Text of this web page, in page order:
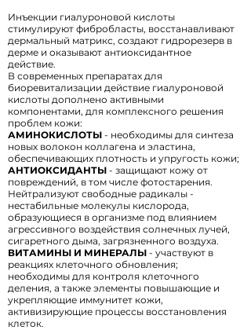
Инъекции гиалуроновой кислоты
стимулируют фибробласты, восстанавливают
дермальный матрикс, создают гидрорезерв в
дерме и оказывают антиоксидантное
действие. ⠀
В современных препаратах для
биоревитализации действие гиалуроновой
кислоты дополнено активными
компонентами, для комплексного решения
проблем кожи:
АМИНОКИСЛОТЫ - необходимы для синтеза
новых волокон коллагена и эластина,
обеспечивающих плотность и упругость кожи;
АНТИОКСИДАНТЫ - защищают кожу от
повреждений, в том числе фотостарения.
Нейтрализуют свободные радикалы -
нестабильные молекулы кислорода,
образующиеся в организме под влиянием
агрессивного воздействия солнечных лучей,
сигаретного дыма, загрязненного воздуха.⠀
ВИТАМИНЫ И МИНЕРАЛЫ - участвуют в
реакциях клеточного обновления;
необходимы для контроля клеточного
деления, а также элементы повышающие и
укрепляющие иммунитет кожи,
активизирующие процессы восстановления
клеток.